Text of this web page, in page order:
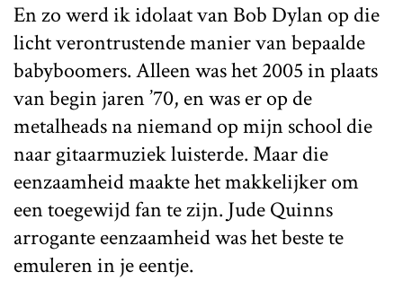
En zo werd ik idolaat van Bob Dylan op die
licht verontrustende manier van bepaalde
babyboomers. Alleen was het 2005 in plaats
van begin jaren ’70, en was er op de
metalheads na niemand op mijn school die
naar gitaarmuziek luisterde. Maar die
eenzaamheid maakte het makkelijker om
een toegewijd fan te zijn. Jude Quinns
arrogante eenzaamheid was het beste te
emuleren in je eentje.